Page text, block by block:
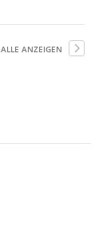
ALLE ANZEIGEN